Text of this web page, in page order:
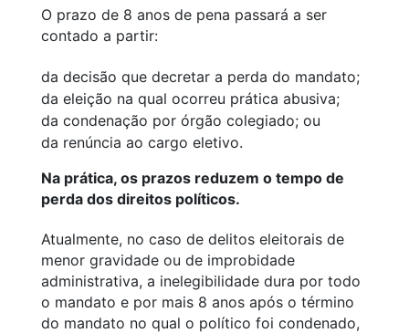
O prazo de 8 anos de pena passará a ser
contado a partir:
da decisão que decretar a perda do mandato;
da eleição na qual ocorreu prática abusiva;
da condenação por órgão colegiado; ou
da renúncia ao cargo eletivo.
Na prática, os prazos reduzem o tempo de
perda dos direitos políticos.
Atualmente, no caso de delitos eleitorais de
menor gravidade ou de improbidade
administrativa, a inelegibilidade dura por todo
o mandato e por mais 8 anos após o término
do mandato no qual o político foi condenado,